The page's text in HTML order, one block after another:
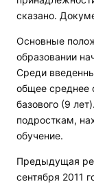
сказано.
Основные
образовании
Среди
общее среднее
базового (9
подросткам,
обучение.
Предыдущая
сентября 2011